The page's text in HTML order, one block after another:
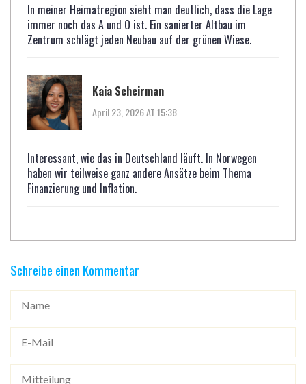
In meiner Heimatregion sieht man deutlich, dass die Lage
immer noch das A und O ist. Ein sanierter Altbau im
Zentrum schlägt jeden Neubau auf der grünen Wiese.
Kaia Scheirman
April 23, 2026 AT 15:38
Interessant, wie das in Deutschland läuft. In Norwegen
haben wir teilweise ganz andere Ansätze beim Thema
Finanzierung und Inflation.
Schreibe einen Kommentar